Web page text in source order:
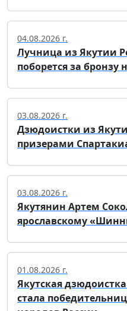
04.08.2026 г.
Лучница из Якутии
поборется за бронзу
03.08.2026 г.
Дзюдоистки из
призерами
03.08.2026 г.
Якутянин Артем
ярославскому
01.08.2026 г.
Якутская
стала